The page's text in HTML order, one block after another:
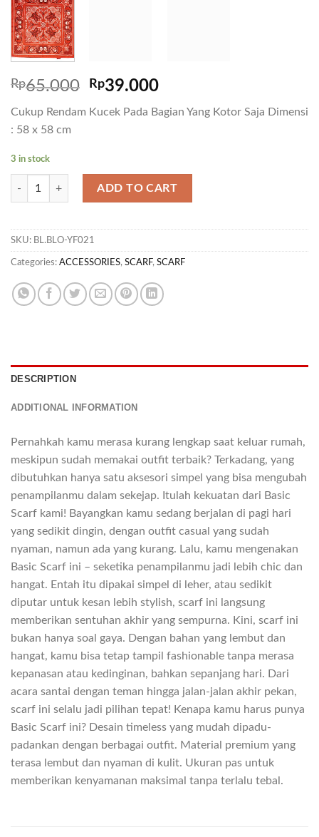
Rp65.000 Rp39.000
Cukup Rendam Kucek Pada Bagian Yang Kotor Saja Dimensi
: 58 x 58 cm
3 in stock
SL UNBOUND 01 - NON, RED quantity
ADD TO CART
SKU: BL.BLO-YF021
Categories: ACCESSORIES, SCARF, SCARF
DESCRIPTION
ADDITIONAL INFORMATION
Pernahkah kamu merasa kurang lengkap saat keluar rumah,
meskipun sudah memakai outfit terbaik? Terkadang, yang
dibutuhkan hanya satu aksesori simpel yang bisa mengubah
penampilanmu dalam sekejap. Itulah kekuatan dari Basic
Scarf kami! Bayangkan kamu sedang berjalan di pagi hari
yang sedikit dingin, dengan outfit casual yang sudah
nyaman, namun ada yang kurang. Lalu, kamu mengenakan
Basic Scarf ini – seketika penampilanmu jadi lebih chic dan
hangat. Entah itu dipakai simpel di leher, atau sedikit
diputar untuk kesan lebih stylish, scarf ini langsung
memberikan sentuhan akhir yang sempurna. Kini, scarf ini
bukan hanya soal gaya. Dengan bahan yang lembut dan
hangat, kamu bisa tetap tampil fashionable tanpa merasa
kepanasan atau kedinginan, bahkan sepanjang hari. Dari
acara santai dengan teman hingga jalan-jalan akhir pekan,
scarf ini selalu jadi pilihan tepat! Kenapa kamu harus punya
Basic Scarf ini? Desain timeless yang mudah dipadu-
padankan dengan berbagai outfit. Material premium yang
terasa lembut dan nyaman di kulit. Ukuran pas untuk
memberikan kenyamanan maksimal tanpa terlalu tebal.